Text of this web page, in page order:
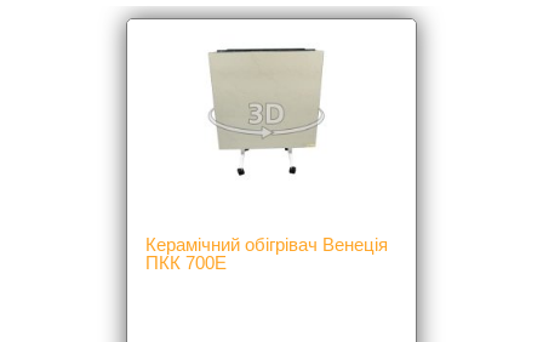
Керамічний обігрівач Венеція
ПКК 700Е